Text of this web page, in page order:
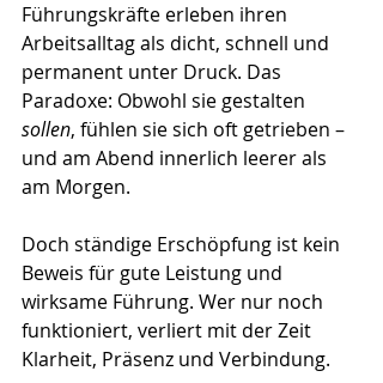
Führungskräfte erleben ihren
Arbeitsalltag als dicht, schnell und
permanent unter Druck. Das
Paradoxe: Obwohl sie gestalten
sollen, fühlen sie sich oft getrieben –
und am Abend innerlich leerer als
am Morgen.
Doch ständige Erschöpfung ist kein
Beweis für gute Leistung und
wirksame Führung. Wer nur noch
funktioniert, verliert mit der Zeit
Klarheit, Präsenz und Verbindung.